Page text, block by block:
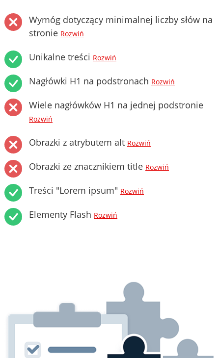
Wymóg dotyczący minimalnej liczby słów na
stronie Rozwiń
Unikalne treści Rozwiń
Nagłówki H1 na podstronach Rozwiń
Wiele nagłówków H1 na jednej podstronie
Rozwiń
Obrazki z atrybutem alt Rozwiń
Obrazki ze znacznikiem title Rozwiń
Treści "Lorem ipsum" Rozwiń
Elementy Flash Rozwiń